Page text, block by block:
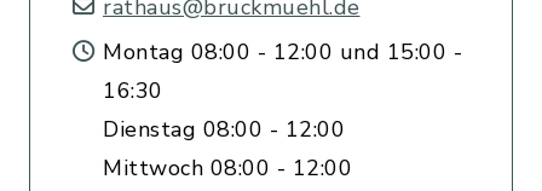
rathaus@bruckmuehl.de
Montag 08:00 - 12:00 und 15:00 -
16:30
Dienstag 08:00 - 12:00
Mittwoch 08:00 - 12:00